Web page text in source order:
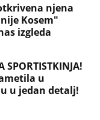
njena
Kosem"
izgleda
SPORTISTKINJA!
u
u jedan detalj!